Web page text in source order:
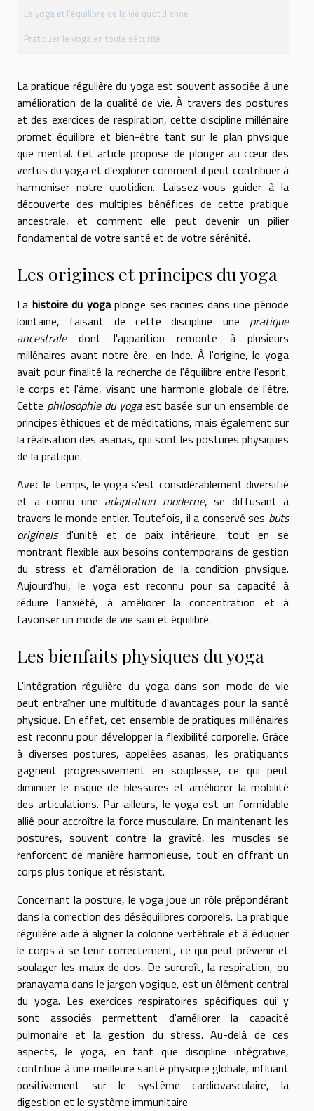
Le yoga et l'équilibre de la vie quotidienne
Pratiquer le yoga en toute sécurité
La pratique régulière du yoga est souvent associée à une
amélioration de la qualité de vie. À travers des postures
et des exercices de respiration, cette discipline millénaire
promet équilibre et bien-être tant sur le plan physique
que mental. Cet article propose de plonger au cœur des
vertus du yoga et d'explorer comment il peut contribuer à
harmoniser notre quotidien. Laissez-vous guider à la
découverte des multiples bénéfices de cette pratique
ancestrale, et comment elle peut devenir un pilier
fondamental de votre santé et de votre sérénité.
Les origines et principes du yoga
La histoire du yogaplonge ses racines dans une période
lointaine, faisant de cette discipline une pratique
ancestraledont l'apparition remonte à plusieurs
millénaires avant notre ère, en Inde. À l'origine, le yoga
avait pour finalité la recherche de l'équilibre entre l'esprit,
le corps et l'âme, visant une harmonie globale de l'être.
Cette philosophie du yogaest basée sur un ensemble de
principes éthiques et de méditations, mais également sur
la réalisation des asanas, qui sont les postures physiques
de la pratique.
Avec le temps, le yoga s'est considérablement diversifié
et a connu une adaptation moderne, se diffusant à
travers le monde entier. Toutefois, il a conservé ses buts
originelsd'unité et de paix intérieure, tout en se
montrant flexible aux besoins contemporains de gestion
du stress et d'amélioration de la condition physique.
Aujourd'hui, le yoga est reconnu pour sa capacité à
réduire l'anxiété, à améliorer la concentration et à
favoriser un mode de vie sain et équilibré.
Les bienfaits physiques du yoga
L'intégration régulière du yoga dans son mode de vie
peut entraîner une multitude d'avantages pour la santé
physique. En effet, cet ensemble de pratiques millénaires
est reconnu pour développer la flexibilité corporelle. Grâce
à diverses postures, appelées asanas, les pratiquants
gagnent progressivement en souplesse, ce qui peut
diminuer le risque de blessures et améliorer la mobilité
des articulations. Par ailleurs, le yoga est un formidable
allié pour accroître la force musculaire. En maintenant les
postures, souvent contre la gravité, les muscles se
renforcent de manière harmonieuse, tout en offrant un
corps plus tonique et résistant.
Concernant la posture, le yoga joue un rôle prépondérant
dans la correction des déséquilibres corporels. La pratique
régulière aide à aligner la colonne vertébrale et à éduquer
le corps à se tenir correctement, ce qui peut prévenir et
soulager les maux de dos. De surcroît, la respiration, ou
pranayama dans le jargon yogique, est un élément central
du yoga. Les exercices respiratoires spécifiques qui y
sont associés permettent d'améliorer la capacité
pulmonaire et la gestion du stress. Au-delà de ces
aspects, le yoga, en tant que discipline intégrative,
contribue à une meilleure santé physique globale, influant
positivement sur le système cardiovasculaire, la
digestion et le système immunitaire.